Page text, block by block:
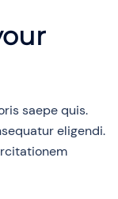
saepe quis.
eligendi.